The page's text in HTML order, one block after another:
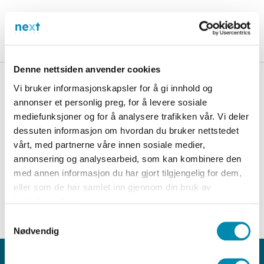
Denne nettsiden anvender cookies
Vi bruker informasjonskapsler for å gi innhold og
annonser et personlig preg, for å levere sosiale
mediefunksjoner og for å analysere trafikken vår. Vi deler
dessuten informasjon om hvordan du bruker nettstedet
vårt, med partnerne våre innen sosiale medier,
annonsering og analysearbeid, som kan kombinere den
med annen informasjon du har gjort tilgjengelig for dem,
eller som de har samlet inn gjennom din bruk av
Nødvendig